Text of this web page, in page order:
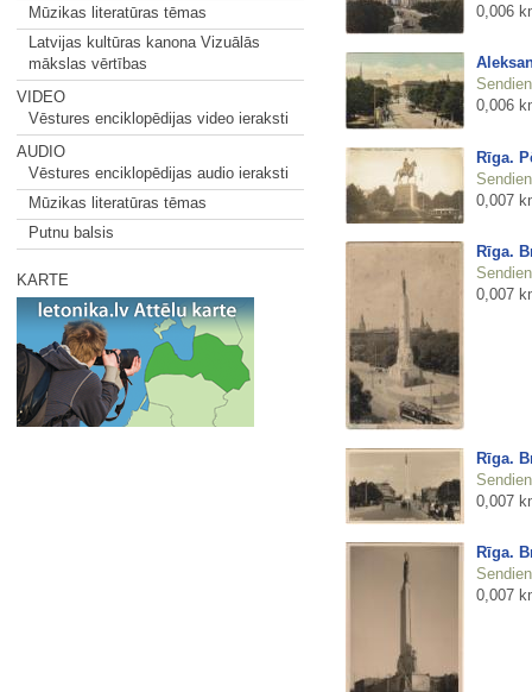
Mūzikas literatūras tēmas
Latvijas kultūras kanona Vizuālās
mākslas vērtības
VIDEO
Vēstures enciklopēdijas video ieraksti
AUDIO
Vēstures enciklopēdijas audio ieraksti
Mūzikas literatūras tēmas
Putnu balsis
KARTE
0,006
0,006
Rīga.
0,007
Rīga.
0,007
Rīga.
0,007
Rīga.
0,007